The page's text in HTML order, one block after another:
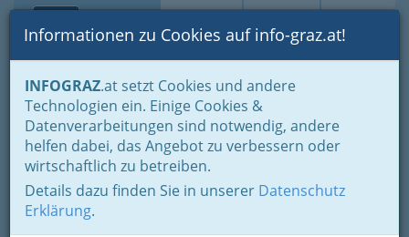
Suche Login Toggle
Informationen zu Cookies auf info-graz.at!
INFOGRAZ.at setzt Cookies und andere
Technologien ein. Einige Cookies &
Datenverarbeitungen sind notwendig, andere
helfen dabei, das Angebot zu verbessern oder
wirtschaftlich zu betreiben.
Details dazu finden Sie in unserer Datenschutz
Erklärung.
Home Branchen
Starcke Haus OG
Schlossberg 4, 8010 Graz
+43 316 834 300